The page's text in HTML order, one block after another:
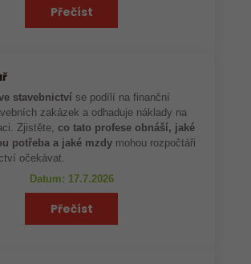
Přečíst
stavebnictví se podílí na finanční
zakázek a odhaduje náklady na
Zjistěte,co tato profese obnáší, jaké
potřeba a jaké mzdy mohou rozpočtáři
očekávat.
Datum: 17.7.2026
Přečíst